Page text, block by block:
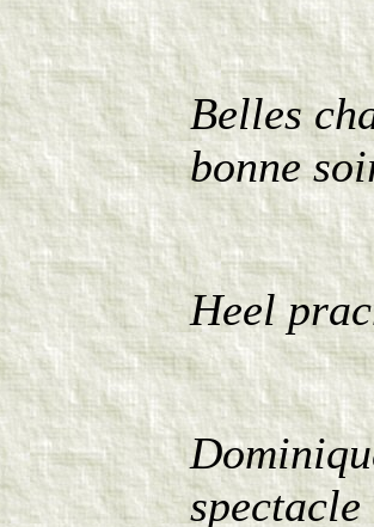
Belles
bonne
Heel